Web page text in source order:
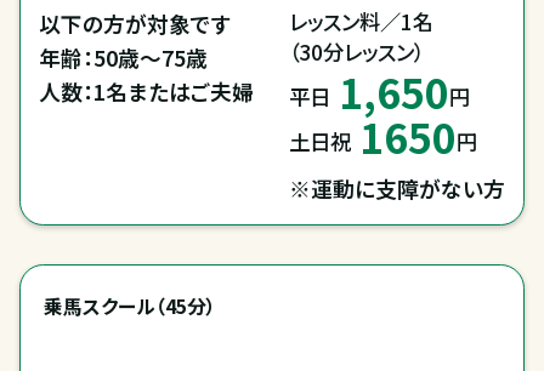
以下の方が対象です
年齢：50歳～75歳
人数：1名またはご夫婦
レッスン料／1名
（30分レッスン）
平日 1,650円
土日祝 1650円
※運動に支障がない方
乗馬スクール（45分）